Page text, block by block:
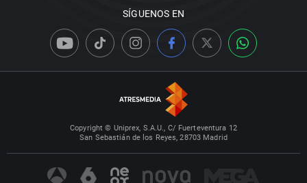
SÍGUENOS EN
Copyright © Uniprex, S.A.U., C/ Fuerteventura 12
San Sebastián de los Reyes, 28703 Madrid